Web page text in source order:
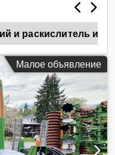
и раскислитель
Малое объявление